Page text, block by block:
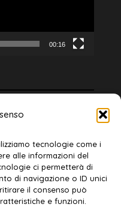
tecnologie come i
alle informazioni del
ci permetterà di
di navigazione o ID unici
il consenso può
e funzioni.
00:16